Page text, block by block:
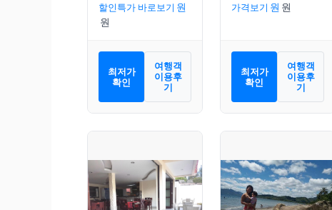
할인특가 바로보기
최저가
확인
여행객
이용후
기
가격보기
최저가
확인
여행객
이용후
기